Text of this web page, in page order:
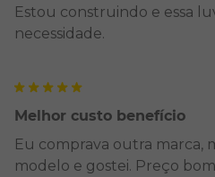
Estou construindo e essa
necessidade.
Melhor custo benefício
Eu comprava outra marca,
modelo e gostei. Preço